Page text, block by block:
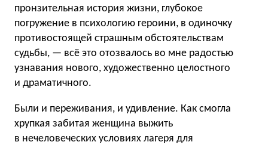
пронзительная история жизни, глубокое
погружение в психологию героини, в одиночку
противостоящей страшным обстоятельствам
судьбы, — всё это отозвалось во мне радостью
узнавания нового, художественно целостного
и драматичного.
Были и переживания, и удивление. Как смогла
хрупкая забитая женщина выжить
в нечеловеческих условиях лагеря для